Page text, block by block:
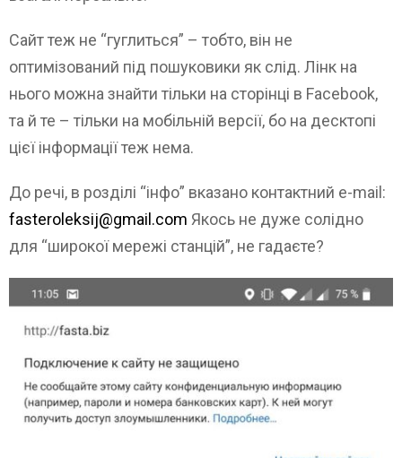
Сайт теж не “гуглиться” – тобто, він не
оптимізований під пошуковики як слід. Лінк на
нього можна знайти тільки на сторінці в Facebook,
та й те – тільки на мобільній версії, бо на десктопі
цієї інформації теж нема.
До речі, в розділі “інфо” вказано контактний e-mail:
fasteroleksij@gmail.com Якось не дуже солідно
для “широкої мережі станцій”, не гадаєте?